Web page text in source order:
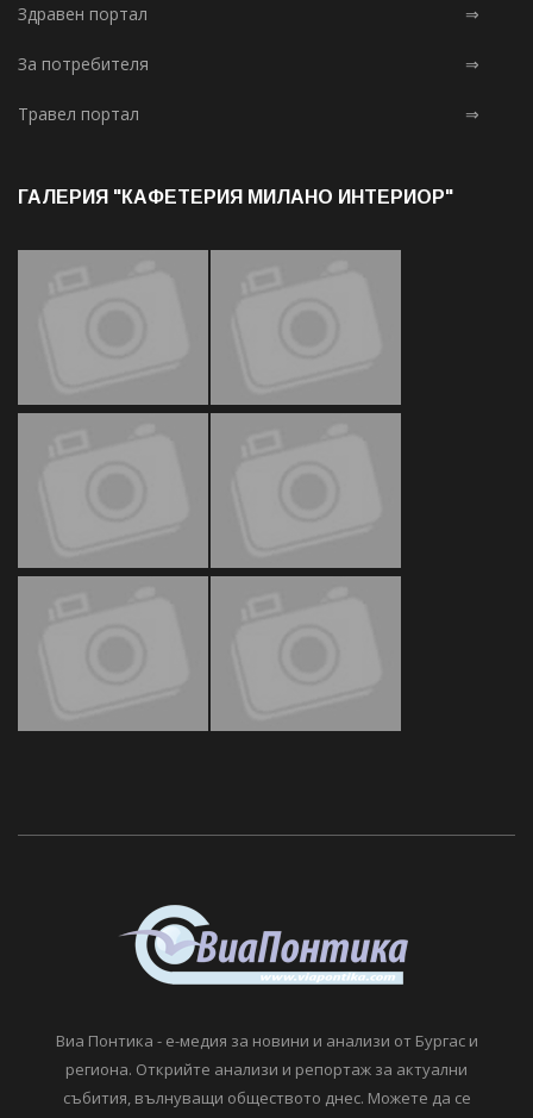
Здравен портал ⇒
За потребителя ⇒
Травел портал ⇒
ГАЛЕРИЯ "КАФЕТЕРИЯ МИЛАНО ИНТЕРИОР"
Виа Понтика - е-медия за новини и анализи от Бургас и
региона. Открийте анализи и репортаж за актуални
събития, вълнуващи обществото днес. Можете да се